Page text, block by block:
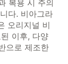
복용 시 주의
다. 비아그라
오리지널 비
이후, 다양
으로 제조한